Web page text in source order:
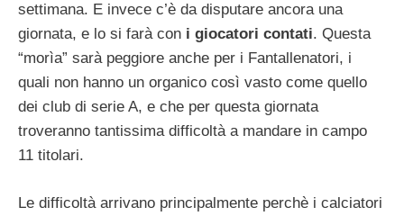
settimana. E invece c’è da disputare ancora una
giornata, e lo si farà con i giocatori contati. Questa
“morìa” sarà peggiore anche per i Fantallenatori, i
quali non hanno un organico così vasto come quello
dei club di serie A, e che per questa giornata
troveranno tantissima difficoltà a mandare in campo
11 titolari.
Le difficoltà arrivano principalmente perchè i calciatori